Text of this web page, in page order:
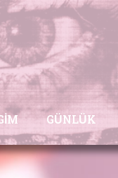
GÜNLÜK